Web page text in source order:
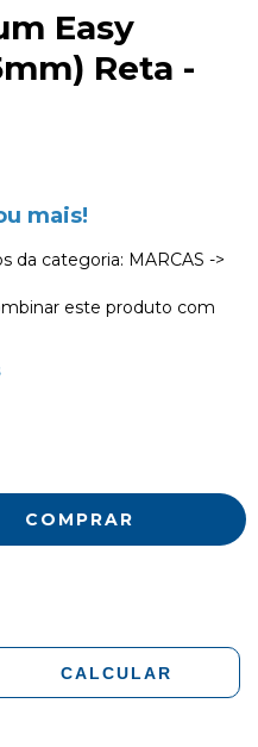
Easy
Reta -
mais!
da categoria: MARCAS ->
este produto com
CALCULAR